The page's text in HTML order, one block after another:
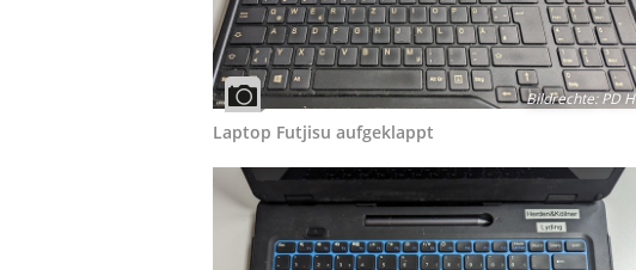
Bildrechte:PD H
Laptop Futjisu aufgeklappt